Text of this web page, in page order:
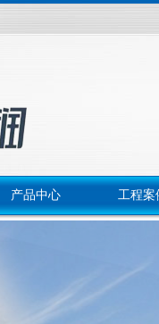
产品中心 工程案